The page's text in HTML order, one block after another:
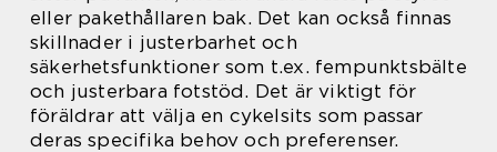
eller pakethållaren bak. Det kan också finnas
skillnader i justerbarhet och
säkerhetsfunktioner som t.ex. fempunktsbälte
och justerbara fotstöd. Det är viktigt för
föräldrar att välja en cykelsits som passar
deras specifika behov och preferenser.